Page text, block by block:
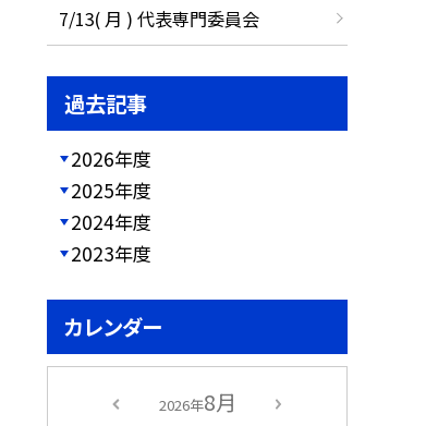
7/13( 月 ) 代表専門委員会
過去記事
2026年度
2025年度
2024年度
2023年度
カレンダー
2026年8月